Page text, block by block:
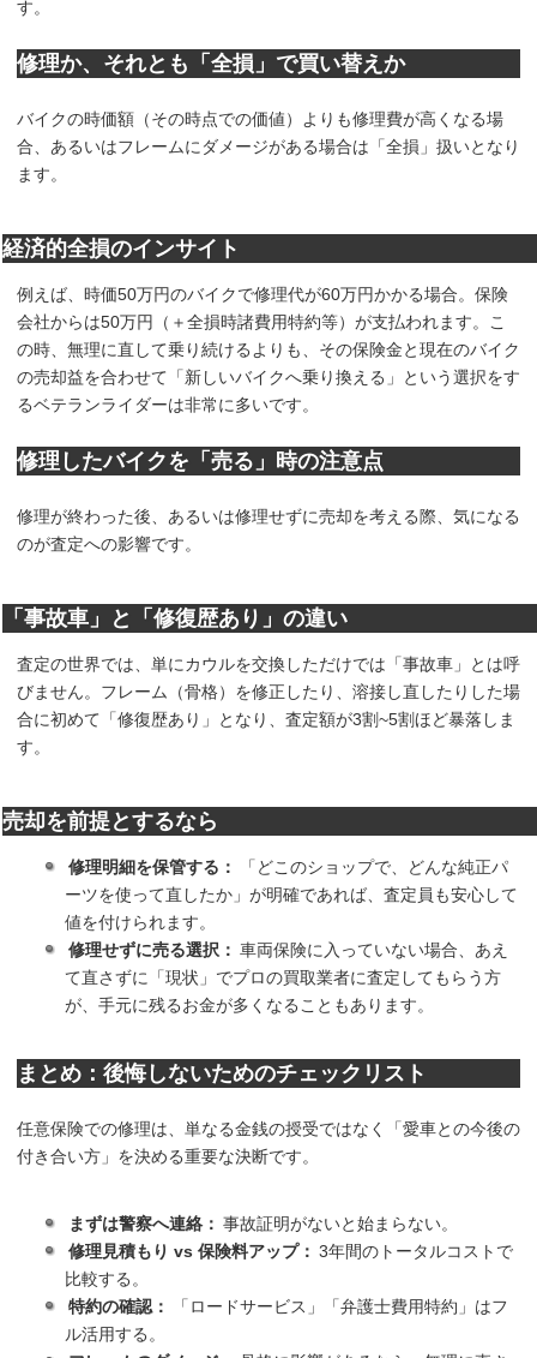
す。
修理か、それとも「全損」で買い替えか
バイクの時価額（その時点での価値）よりも修理費が高くなる場
合、あるいはフレームにダメージがある場合は「全損」扱いとなり
ます。
経済的全損のインサイト
例えば、時価50万円のバイクで修理代が60万円かかる場合。保険
会社からは50万円（＋全損時諸費用特約等）が支払われます。こ
の時、無理に直して乗り続けるよりも、その保険金と現在のバイク
の売却益を合わせて「新しいバイクへ乗り換える」という選択をす
るベテランライダーは非常に多いです。
修理したバイクを「売る」時の注意点
修理が終わった後、あるいは修理せずに売却を考える際、気になる
のが査定への影響です。
「事故車」と「修復歴あり」の違い
査定の世界では、単にカウルを交換しただけでは「事故車」とは呼
びません。フレーム（骨格）を修正したり、溶接し直したりした場
合に初めて「修復歴あり」となり、査定額が3割~5割ほど暴落しま
す。
売却を前提とするなら
修理明細を保管する：
「どこのショップで、どんな純正パ
ーツを使って直したか」が明確であれば、査定員も安心して
値を付けられます。
修理せずに売る選択： 車両保険に入っていない場合、あえ
て直さずに「現状」でプロの買取業者に査定してもらう方
が、手元に残るお金が多くなることもあります。
まとめ：後悔しないためのチェックリスト
任意保険での修理は、単なる金銭の授受ではなく「愛車との今後の
付き合い方」を決める重要な決断です。
まずは警察へ連絡： 事故証明がないと始まらない。
修理見積もり vs 保険料アップ： 3年間のトータルコストで
比較する。
特約の確認：
「ロードサービス」「弁護士費用特約」はフ
ル活用する。